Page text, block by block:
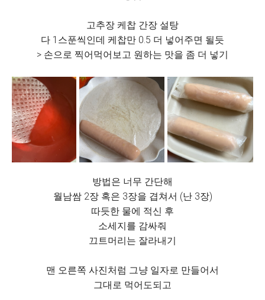
고추장 케찹 간장 설탕
다 1스푼씩인데 케찹만 0.5 더 넣어주면 될듯
> 손으로 찍어먹어보고 원하는 맛을 좀 더 넣기
방법은 너무 간단해
월남쌈 2장 혹은 3장을 겹쳐서 (난 3장)
따듯한 물에 적신 후
소세지를 감싸줘
끄트머리는 잘라내기
맨 오른쪽 사진처럼 그냥 일자로 만들어서
그대로 먹어도되고